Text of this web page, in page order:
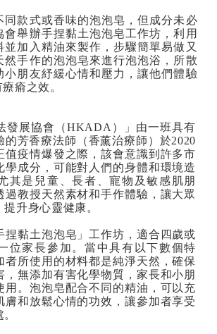
同款式或香味的泡泡皂，但成分未必
會舉辦手捏黏土泡泡皂工作坊，利用
並加入精油來製作，步驟簡單易做又
然手作的泡泡皂來進行泡泡浴，所散
小朋友紓緩心情和壓力，讓他們體驗
瘉之效。
發展協會（HKADA ）」由一班具有
的芳香療法師（香薰治療師）於2020
值疫情爆發之際，該會意識到許多市
學成分，可能對人們的身體和環境造
其是兒童、長者、寵物及敏感肌朋
過教授天然素材和手作體驗，讓大眾
升身心靈健康。
捏黏土泡泡皂」工作坊，適合四歲或
位家長參加。當中具有以下數個特
者所使用的材料都是純淨天然，確保
，無添加有害化學物質，家長和小朋
用。泡泡皂配合不同的精油，可以充
膚和放鬆心情的功效，讓參加者享受